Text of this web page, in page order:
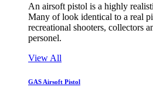
An airsoft pistol is a highly
Many of look identical to a real
recreational shooters, collectors
personel.
View All
GAS Airsoft Pistol